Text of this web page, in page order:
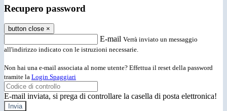
Recupero password
button close ×
E-mail Verrà inviato un messaggio
all'indirizzo indicato con le istruzioni necessarie.
Non hai una e-mail associata al nome utente? Effettua il reset della password
tramite la Login Spaggiari
E-mail inviata, si prega di controllare la casella di posta elettronica!